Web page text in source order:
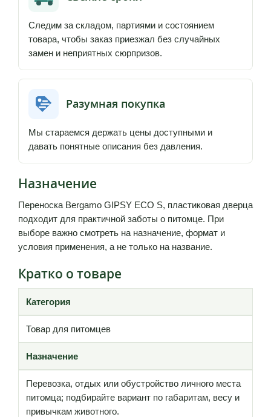
Следим за складом, партиями и состоянием
товара, чтобы заказ приезжал без случайных
замен и неприятных сюрпризов.
Разумная покупка
Мы стараемся держать цены доступными и
давать понятные описания без давления.
Назначение
Переноска Bergamo GIPSY ECO S, пластиковая дверца
подходит для практичной заботы о питомце. При
выборе важно смотреть на назначение, формат и
условия применения, а не только на название.
Кратко о товаре
Категория
Товар для питомцев
Назначение
Перевозка, отдых или обустройство личного места
питомца; подбирайте вариант по габаритам, весу и
привычкам животного.